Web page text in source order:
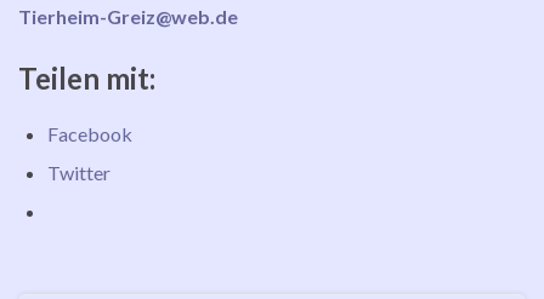
Tierheim-Greiz@web.de
Teilen mit:
Facebook
Twitter